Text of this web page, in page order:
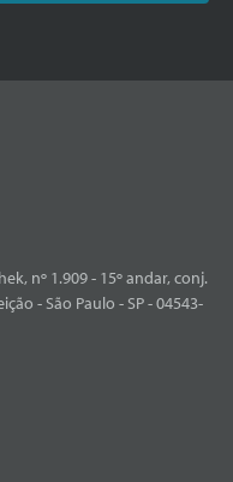
nº 1.909 - 15º andar, conj.
- São Paulo - SP - 04543-